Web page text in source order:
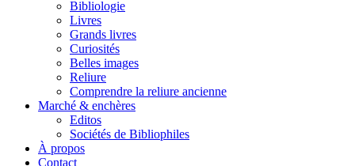
Bibliologie
Livres
Grands livres
Curiosités
Belles images
Reliure
Comprendre la reliure ancienne
Marché & enchères
Editos
Sociétés de Bibliophiles
À propos
Contact